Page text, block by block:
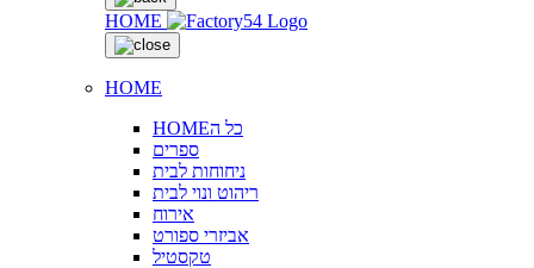
HOME
HOME
HOMEכל ה
ספרים
ניחוחות לבית
ריהוט ונוי לבית
אירוח
אביזרי ספורט
טקסטיל